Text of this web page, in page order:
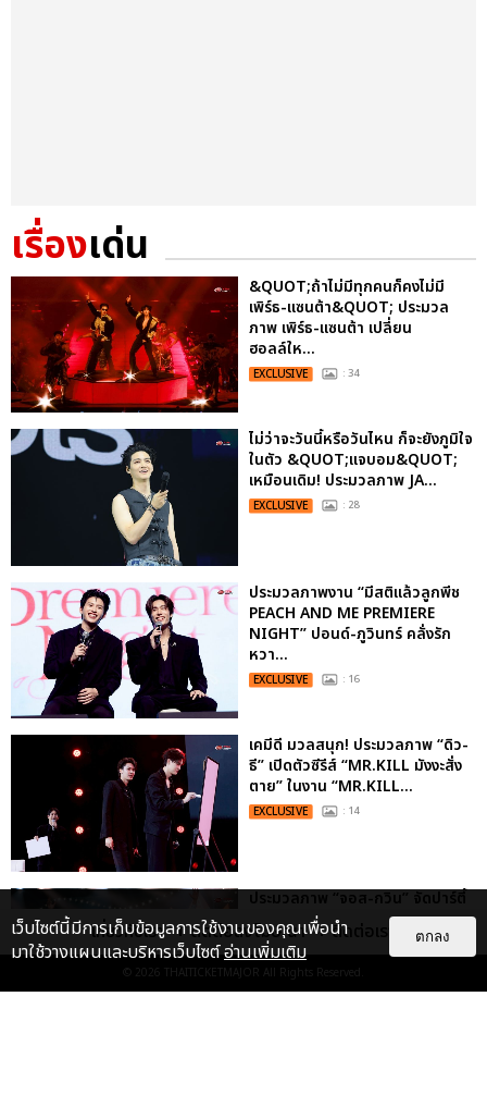
เรื่องเด่น
&QUOT;ถ้าไม่มีทุกคนก็คงไม่มี
เพิร์ธ-แซนต้า&QUOT; ประมวล
ภาพ เพิร์ธ-แซนต้า เปลี่ยน
ฮอลล์ให...
EXCLUSIVE : 34
ไม่ว่าจะวันนี้หรือวันไหน ก็จะยังภูมิใจ
ในตัว &QUOT;แจบอม&QUOT;
เหมือนเดิม! ประมวลภาพ JA...
EXCLUSIVE : 28
ประมวลภาพงาน “มีสติแล้วลูกพีช
PEACH AND ME PREMIERE
NIGHT” ปอนด์-ภูวินทร์ คลั่งรัก
หวา...
EXCLUSIVE : 16
เคมีดี มวลสนุก! ประมวลภาพ “ดิว-
ธี” เปิดตัวซีรีส์ “MR.KILL มังงะสั่ง
ตาย” ในงาน “MR.KILL...
EXCLUSIVE : 14
ประมวลภาพ “จอส-กวิน” จัดปาร์ตี้
ริมหาดสุดฮอต ในคอนเสิร์ตครั้งยิ่ง
ใหญ่ “JOSS GAWIN HEAT ...
EXCLUSIVE
เกี่ยวกับเรา ติดต่อลงโฆษณา ติดต่อเรา
© 2026 THAITICKETMAJOR All Rights Reserved.
เว็บไซต์นี้มีการเก็บข้อมูลการใช้งานของคุณเพื่อนำ
มาใช้วางแผนและบริหารเว็บไซต์อ่านเพิ่มเติม
ตกลง